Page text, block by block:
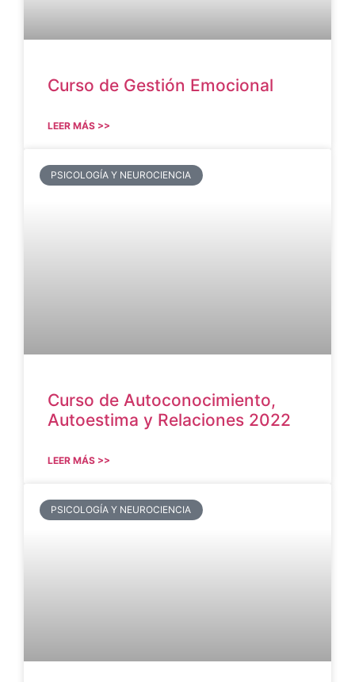
Curso de Gestión Emocional
LEER MÁS >>
PSICOLOGÍA Y NEUROCIENCIA
Curso de Autoconocimiento,
Autoestima y Relaciones 2022
LEER MÁS >>
PSICOLOGÍA Y NEUROCIENCIA